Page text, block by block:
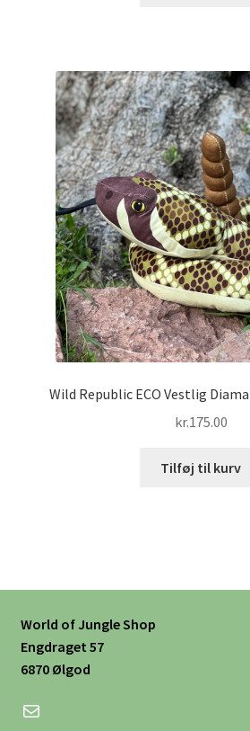
Wild Republic ECO Vestlig
kr.175.00
Tilføj til kurv
World of Jungle Shop
Engdraget 57
6870 Ølgod
Mail